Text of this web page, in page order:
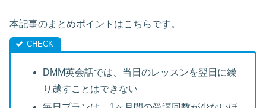
本記事のまとめポイントはこちらです。
DMM英会話では、当日のレッスンを翌日に繰
り越すことはできない